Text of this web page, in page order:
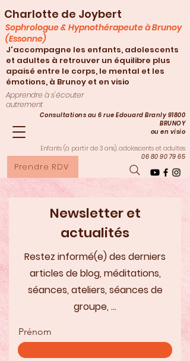
Charlotte de Joybert
Consultations au 6 rue Edouard Branly 91800
BRUNOY
ou en visio
Enfants (à partir de 3 ans), adolescents et adultes
06 80 90 79 65
Apprendre à s'écouter
autrement
Prendre RDV
Sophrologue & Hypnothérapeute à Brunoy
(Essonne)
J'accompagne les enfants, adolescents
et adultes à retrouver un équilibre plus
apaisé entre le corps, le mental et les
émotions, à Brunoy et en visio
Newsletter et
actualités
Restez informé(e) des derniers
articles de blog, méditations,
séances, ateliers, séances de
groupe, ...
Prénom